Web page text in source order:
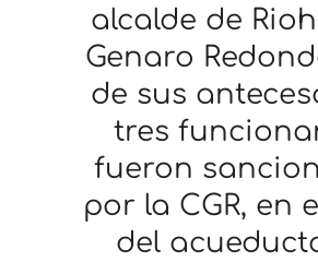
alcalde de
Genaro
de sus
tres
fueron
por la CGR, en
del